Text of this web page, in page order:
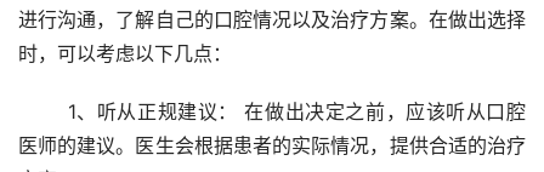
进行沟通，了解自己的口腔情况以及治疗方案。在做出选择
时，可以考虑以下几点：
医师的建议。医生会根据患者的实际情况，提供合适的治疗